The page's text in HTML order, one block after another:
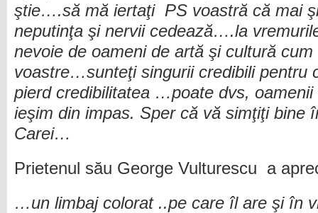
ştie….să mă iertaţi PS voastră că mai
neputinţa şi nervii cedează….la
nevoie de oameni de artă şi cultură
voastre…sunteţi singurii credibili pentru
pierd credibilitatea …poate dvs,
ieşim din impas. Sper că vă simţiţi bine
Carei…
Prietenul său George Vulturescu a
…un limbaj colorat ..pe care îl are şi în